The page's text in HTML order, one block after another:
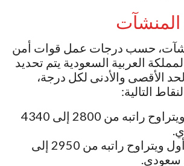
حسب درجات عمل قوات أمن
العربية السعودية يتم تحديد
الأقصى والأدنى لكل درجة،
التالية:
رتبة جندي ويتراوح راتبه من 2800 إلى 4340
رتبة جندي أول ويتراوح راتبه من 2950 إلى